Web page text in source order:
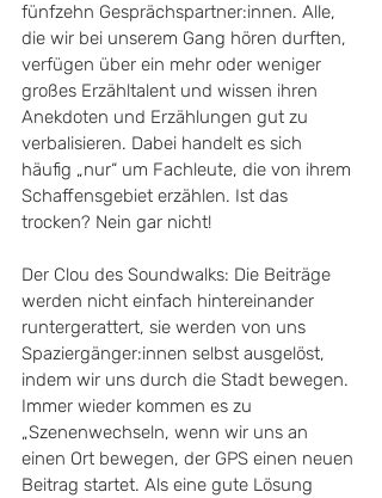
fünfzehn Gesprächspartner:innen. Alle,
die wir bei unserem Gang hören durften,
verfügen über ein mehr oder weniger
großes Erzähltalent und wissen ihren
Anekdoten und Erzählungen gut zu
verbalisieren. Dabei handelt es sich
häufig „nur“ um Fachleute, die von ihrem
Schaffensgebiet erzählen. Ist das
trocken? Nein gar nicht!
Der Clou des Soundwalks: Die Beiträge
werden nicht einfach hintereinander
runtergerattert, sie werden von uns
Spaziergänger:innen selbst ausgelöst,
indem wir uns durch die Stadt bewegen.
Immer wieder kommen es zu
„Szenenwechseln, wenn wir uns an
einen Ort bewegen, der GPS einen neuen
Beitrag startet. Als eine gute Lösung